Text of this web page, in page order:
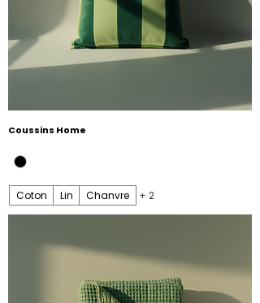
Coussins Home
Coton Lin Chanvre + 2